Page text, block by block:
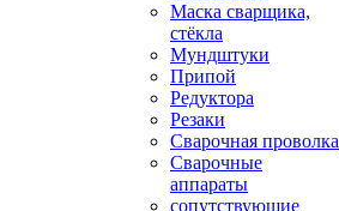
Маска сварщика,
стёкла
Мундштуки
Припой
Редуктора
Резаки
Сварочная проволка
Сварочные
аппараты
сопутствующие